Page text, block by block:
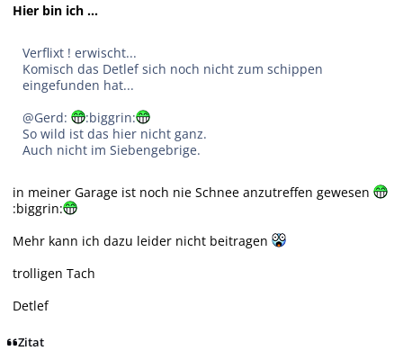
Hier bin ich ...
Verflixt ! erwischt...
Komisch das Detlef sich noch nicht zum schippen
eingefunden hat...
@Gerd:
:biggrin:
So wild ist das hier nicht ganz.
Auch nicht im Siebengebrige.
in meiner Garage ist noch nie Schnee anzutreffen gewesen
:biggrin:
Mehr kann ich dazu leider nicht beitragen
trolligen Tach
Detlef
Zitat